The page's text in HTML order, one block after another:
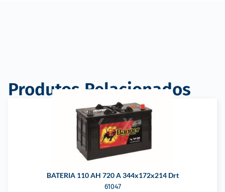
Produtos Relacionados
BATERIA 110 AH 720 A 344x172x214 Drt
61047